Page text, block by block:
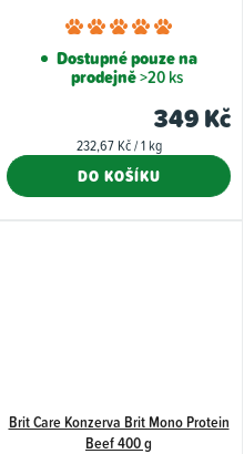
je
5,0
z
Dostupné pouze na
prodejně>20 ks
349 Kč
Měrná
232,67 Kč / 1 kg
DO KOŠÍKU
Brit Care Konzerva Brit Mono Protein
Beef 400 g